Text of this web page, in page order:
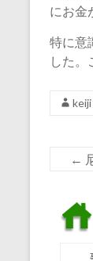
にお金
特に意
した。
keiji
←